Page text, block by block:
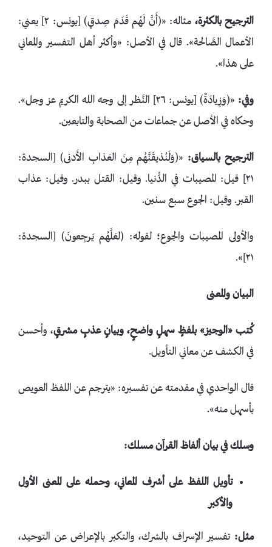
الترجيح بالكثرة،
مثاله: «﴿أَنَّ لَهُم قَدَمَ صِدقٍ﴾ [يونس: ٢] يعني:
الأعمال الصَّالحة». قال في الأصل: «وأكثر أهل التفسير والمعاني
على هذا».
وفي:
«﴿وَزِيادَةٌ﴾ [يونس: ٢٦] النَّظر إلى وجه الله الكريم عز وجل».
وحكاه في الأصل عن جماعات من الصحابة والتابعين.
الترجيح بالسياق: «﴿وَلَنُذيقَنَّهُم مِنَ العَذابِ الأَدنى﴾ [السجدة:
٢١] قيل: المصيبات في الدُّنيا. وقيل: القتل ببدر. وقيل: عذاب
القبر. وقيل: الجوع سبع سنين.
والأولى المصيبات والجوع؛ لقوله: ﴿لعَلَّهُم يَرجِعونَ﴾ [السجدة:
٢١]».
البيان والمعنى
كُتب «الوجيز» بلفظٍ سهلٍ واضحٍ، وبيانٍ عذبٍ مشرقٍ، وأحسن
في الكشف عن معاني التأويل.
قال الواحدي في مقدمته عن تفسيره: «يترجم عن اللفظ العويص
بأسهل منه».
وسلك في بيان ألفاظ القرآن مسلك:
تأويل اللفظ على أشرف المعاني، وحمله على المعنى الأول
والأكبر
مثل: تفسير الإسراف بالشرك، والتكبر بالإعراض عن التوحيد،